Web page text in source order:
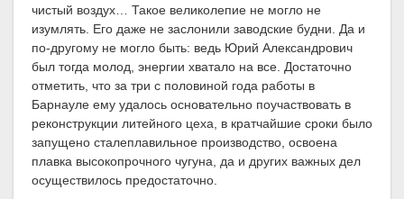
чистый воздух… Такое великолепие не могло не
изумлять. Его даже не заслонили заводские будни. Да и
по-другому не могло быть: ведь Юрий Александрович
был тогда молод, энергии хватало на все. Достаточно
отметить, что за три с половиной года работы в
Барнауле ему удалось основательно поучаствовать в
реконструкции литейного цеха, в кратчайшие сроки было
запущено сталеплавильное производство, освоена
плавка высокопрочного чугуна, да и других важных дел
осуществилось предостаточно.